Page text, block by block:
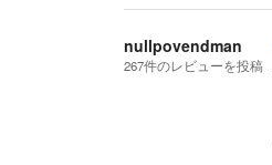
nullpovendman
267件のレビューを投稿